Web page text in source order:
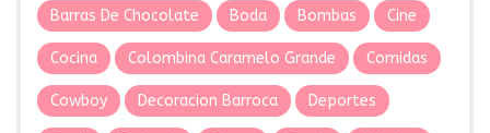
Barras De Chocolate Boda Bombas Cine
Cocina Colombina Caramelo Grande Comidas
Cowboy Decoracion Barroca Deportes